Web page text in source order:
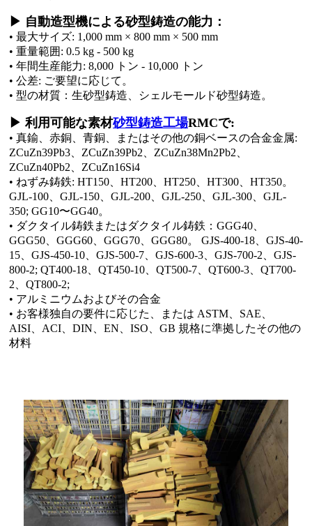
▶ 自動造型機による砂型鋳造の能力：
• 最大サイズ: 1,000 mm × 800 mm × 500 mm
• 重量範囲: 0.5 kg - 500 kg
• 年間生産能力: 8,000 トン - 10,000 トン
• 公差: ご要望に応じて。
• 型の材質：生砂型鋳造、シェルモールド砂型鋳造。
▶ 利用可能な素材砂型鋳造工場RMCで:
• 真鍮、赤銅、青銅、またはその他の銅ベースの合金金属:
ZCuZn39Pb3、ZCuZn39Pb2、ZCuZn38Mn2Pb2、
ZCuZn40Pb2、ZCuZn16Si4
• ねずみ鋳鉄: HT150、HT200、HT250、HT300、HT350。
GJL-100、GJL-150、GJL-200、GJL-250、GJL-300、GJL-
350; GG10〜GG40。
• ダクタイル鋳鉄またはダクタイル鋳鉄：GGG40、
GGG50、GGG60、GGG70、GGG80。 GJS-400-18、GJS-40-
15、GJS-450-10、GJS-500-7、GJS-600-3、GJS-700-2、GJS-
800-2; QT400-18、QT450-10、QT500-7、QT600-3、QT700-
2、QT800-2;
• アルミニウムおよびその合金
• お客様独自の要件に応じた、または ASTM、SAE、
AISI、ACI、DIN、EN、ISO、GB 規格に準拠したその他の
材料